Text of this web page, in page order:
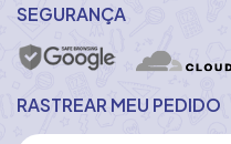
SEGURANÇA
RASTREAR MEU PEDIDO